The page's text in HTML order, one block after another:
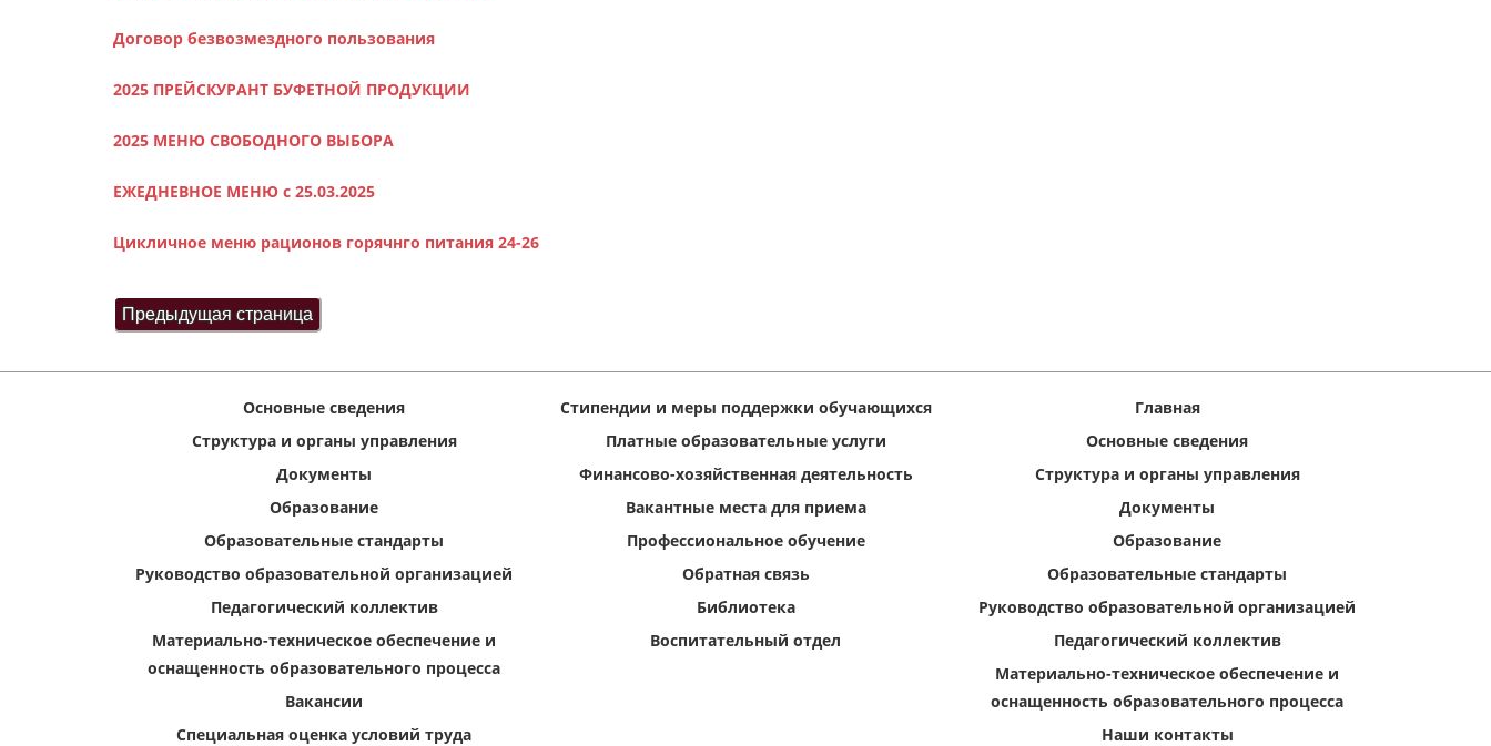
Договор безвозмездного пользования
2025 ПРЕЙСКУРАНТ БУФЕТНОЙ ПРОДУКЦИИ
2025 МЕНЮ СВОБОДНОГО ВЫБОРА
ЕЖЕДНЕВНОЕ МЕНЮ с 25.03.2025
Цикличное меню рационов горячнго питания 24-26
Основные сведения
Структура и органы управления
Документы
Образование
Образовательные стандарты
Руководство образовательной организацией
Педагогический коллектив
Материально-техническое обеспечение и
оснащенность образовательного процесса
Вакансии
Специальная оценка условий труда
Стипендии и меры поддержки обучающихся
Платные образовательные услуги
Финансово-хозяйственная деятельность
Вакантные места для приема
Профессиональное обучение
Обратная связь
Библиотека
Воспитательный отдел
Главная
Основные сведения
Структура и органы управления
Документы
Образование
Образовательные стандарты
Руководство образовательной организацией
Педагогический коллектив
Материально-техническое обеспечение и
оснащенность образовательного процесса
Наши контакты